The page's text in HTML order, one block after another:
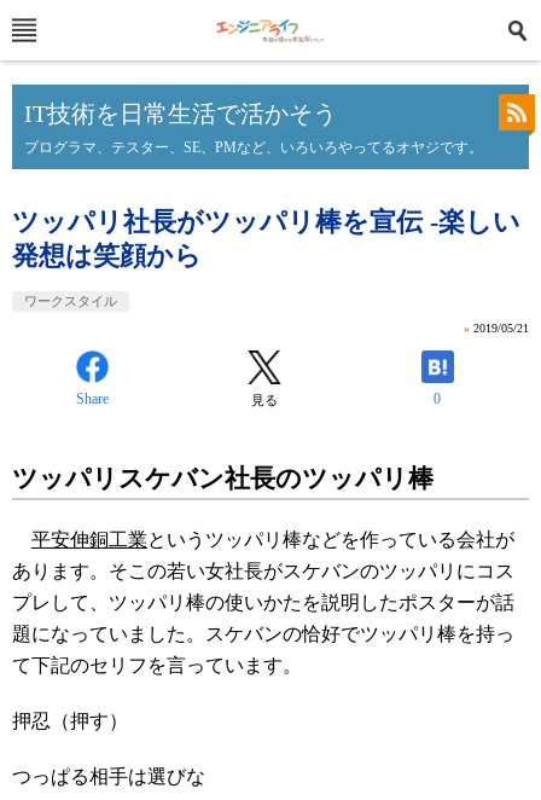
IT技術を日常生活で活かそう
プログラマ、テスター、SE、PMなど、いろいろやってるオヤジです。
ツッパリ社長がツッパリ棒を宣伝 -楽しい
発想は笑顔から
ワークスタイル
» 2019/05/21
Share 見る 0
ツッパリスケバン社長のツッパリ棒
平安伸銅工業というツッパリ棒などを作っている会社が
あります。そこの若い女社長がスケバンのツッパリにコス
プレして、ツッパリ棒の使いかたを説明したポスターが話
題になっていました。スケバンの恰好でツッパリ棒を持っ
て下記のセリフを言っています。
押忍（押す）
つっぱる相手は選びな